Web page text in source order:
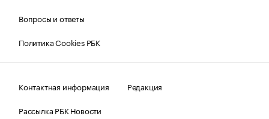
Вопросы и ответы
Политика Cookies РБК
Контактная информация
Редакция
Рассылка РБК Новости